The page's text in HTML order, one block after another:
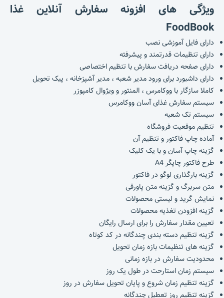
ویژگی های افزونه سفارش آنلاین غذا
FoodBook
دارای فایل آموزشی نصب
دارای تنظیمات قدرتمند و پیشرفته
دارای صفحه دریافت سفارش با تنظیم اختصاصی
دارای داشبورد برای ورود مدیر شعبه ، مدیر آشپزخانه ، پیک تحویل
کاملا سازگار با ووکامرس ، المنتور و ویژوال کامپوزر
سیستم سفارش غذای آسان ووکامرس
سیستم تک شعبه
تنظیم موقعیت فروشگاه
آماده چاپ فاکتور و تنظیم آن
گزینه چاپ آسان و با یک کلیک
طرح فاکتور چاپگر A4
گزینه بارگذاری لوگو در فاکتور
متن سربرگ و گزینه متن پاورقی
نمایش گرید و لیستی محصولات
گزینه افزودن تغذیه محصولات
تعیین مقدار سفارش را برای ارسال رایگان
گزینه تنظیم دسته بندی چندگانه در کد کوتاه
گزینه های تنظیمات بازه زمان تحویل
محدودیت سفارش در بازه زمانی
سیستم زمان استارحت در طول یک روز
گزینه تنظیم زمان شروع و پایان تحویل سفارش در روز
گزینه تنظیم روز تعطیل چندگانه